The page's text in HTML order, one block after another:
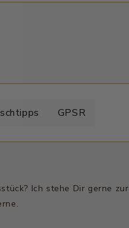
GPSR
Ich stehe Dir gerne zur